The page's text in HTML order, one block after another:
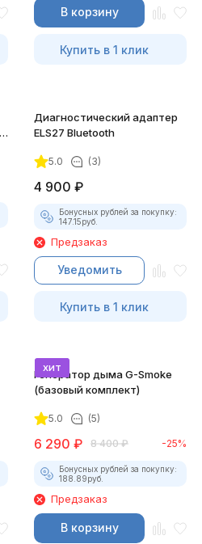
В корзину
Купить в 1 клик
Диагностический адаптер
ELS27 Bluetooth
5.0 (3)
4 900 ₽
Бонусных рублей за покупку:
147.15руб.
Предзаказ
Уведомить
Купить в 1 клик
хит
Генератор дыма G-Smoke
(базовый комплект)
5.0 (5)
6 290 ₽ 8 400 ₽ -25%
Бонусных рублей за покупку:
188.89руб.
Предзаказ
В корзину